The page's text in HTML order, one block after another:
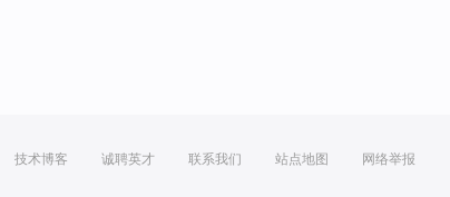
技术博客 诚聘英才 联系我们 站点地图 网络举报